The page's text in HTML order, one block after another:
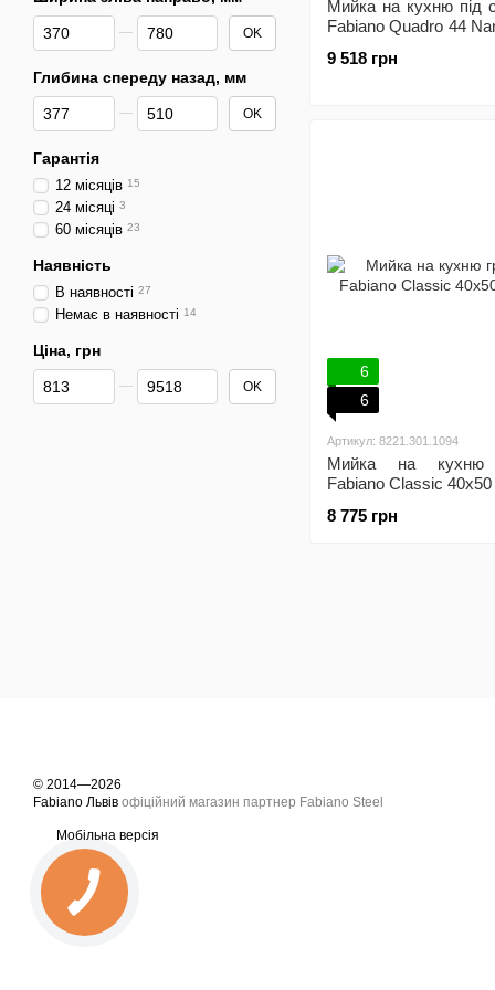
Мийка на кухню під
Fabiano Quadro 44
9 518 грн
6
6
Артикул: 8221.301.1094
Мийка на кухню
Fabiano Classic
8 775 грн
Від Ширина зліва направо, мм
До Ширина зліва направо, ммOK
Глибина спереду назад, мм
Від Глибина спереду назад, мм
До Глибина спереду назад, мм
OK
Гарантія
12 місяців 15
24 місяці 3
60 місяців 23
Наявність
В наявності 27
Немає в наявності 14
Ціна, грн
Від Ціна, грн
До Ціна, грн OK
© 2014—2026
Fabiano Львів офіційний магазин партнер Fabiano Steel
Мобільна версія